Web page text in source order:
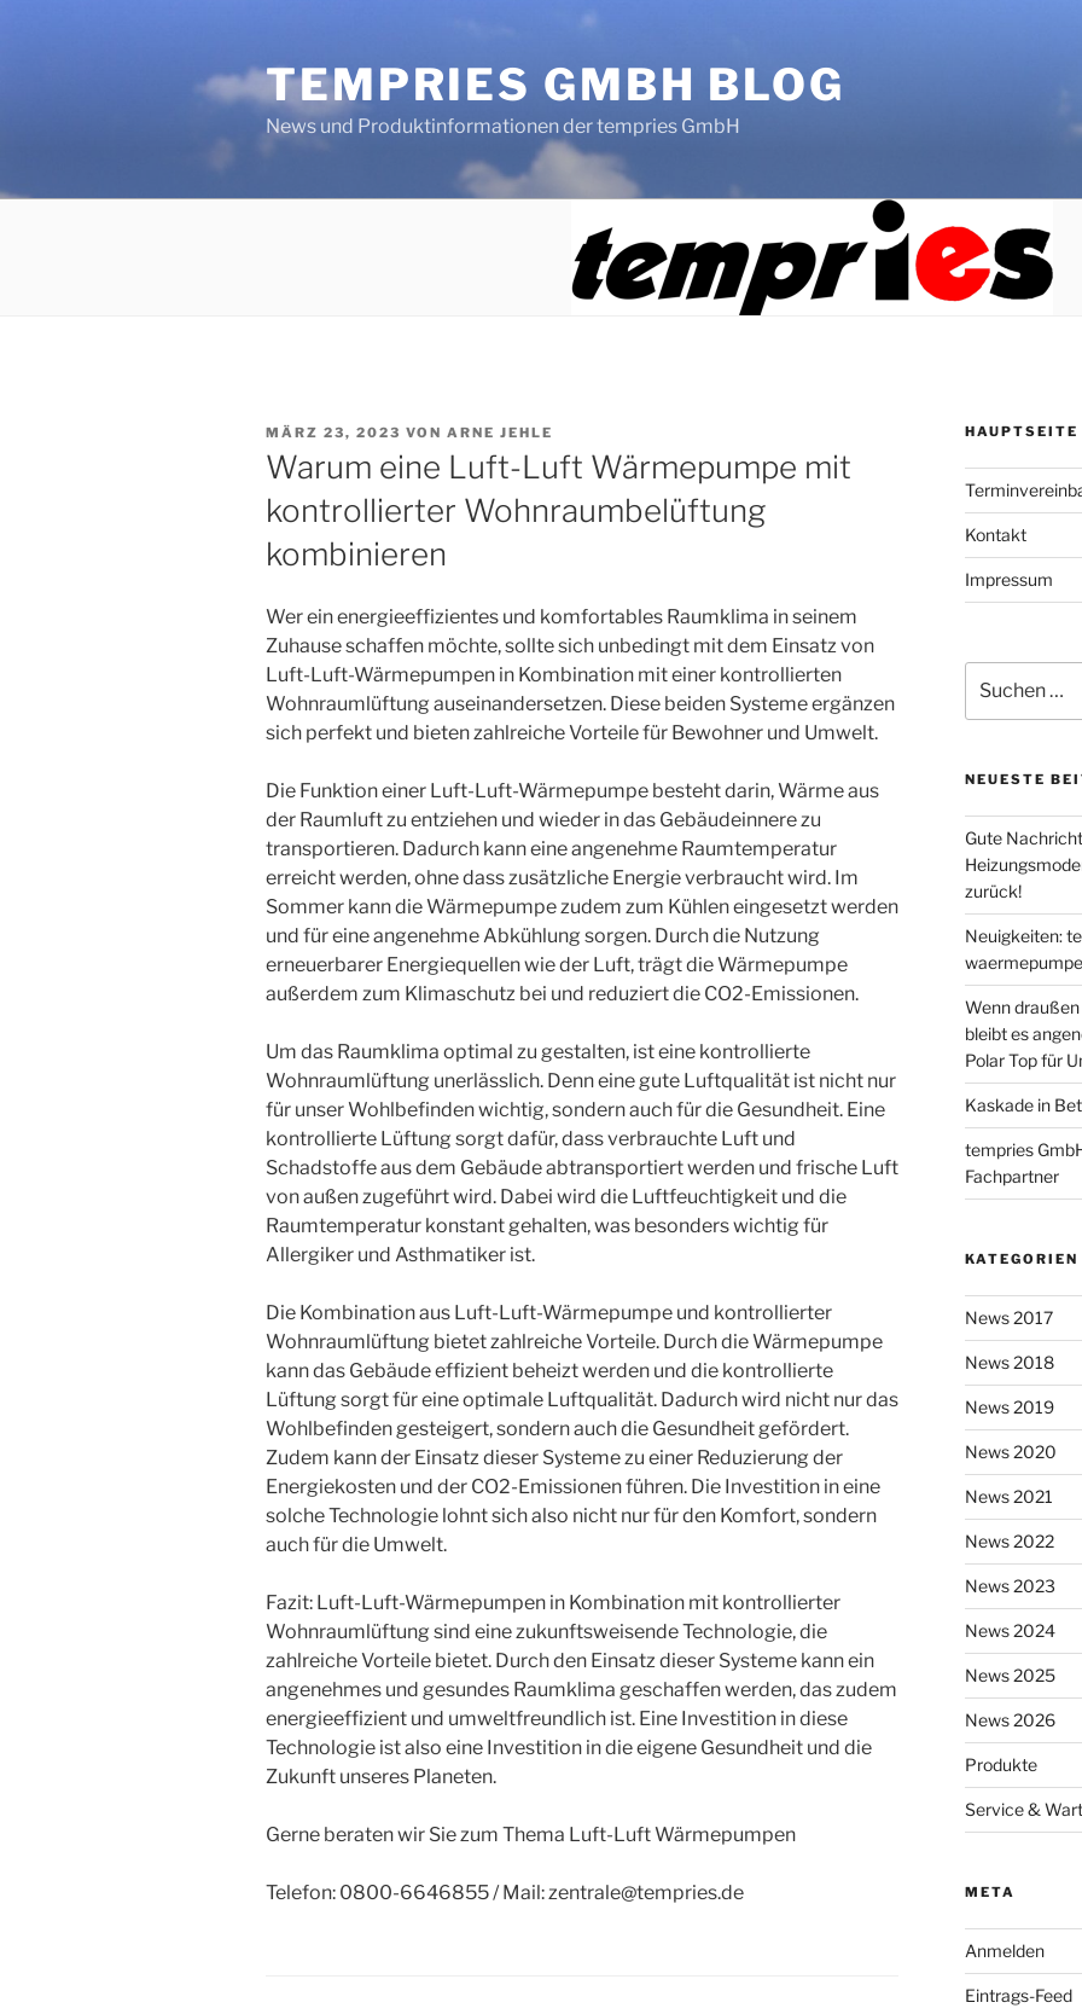
TEMPRIES GMBH BLOG
News und Produktinformationen der tempries GmbH
VERÖFFENTLICHT
AM
MÄRZ 23, 2023 VON ARNE JEHLE
Warum eine Luft-Luft Wärmepumpe mit
kontrollierter Wohnraumbelüftung
kombinieren
Wer ein energieeffizientes und komfortables Raumklima in seinem
Zuhause schaffen möchte, sollte sich unbedingt mit dem Einsatz von
Luft-Luft-Wärmepumpen in Kombination mit einer kontrollierten
Wohnraumlüftung auseinandersetzen. Diese beiden Systeme ergänzen
sich perfekt und bieten zahlreiche Vorteile für Bewohner und Umwelt.
Die Funktion einer Luft-Luft-Wärmepumpe besteht darin, Wärme aus
der Raumluft zu entziehen und wieder in das Gebäudeinnere zu
transportieren. Dadurch kann eine angenehme Raumtemperatur
erreicht werden, ohne dass zusätzliche Energie verbraucht wird. Im
Sommer kann die Wärmepumpe zudem zum Kühlen eingesetzt werden
und für eine angenehme Abkühlung sorgen. Durch die Nutzung
erneuerbarer Energiequellen wie der Luft, trägt die Wärmepumpe
außerdem zum Klimaschutz bei und reduziert die CO2-Emissionen.
Um das Raumklima optimal zu gestalten, ist eine kontrollierte
Wohnraumlüftung unerlässlich. Denn eine gute Luftqualität ist nicht nur
für unser Wohlbefinden wichtig, sondern auch für die Gesundheit. Eine
kontrollierte Lüftung sorgt dafür, dass verbrauchte Luft und
Schadstoffe aus dem Gebäude abtransportiert werden und frische Luft
von außen zugeführt wird. Dabei wird die Luftfeuchtigkeit und die
Raumtemperatur konstant gehalten, was besonders wichtig für
Allergiker und Asthmatiker ist.
Die Kombination aus Luft-Luft-Wärmepumpe und kontrollierter
Wohnraumlüftung bietet zahlreiche Vorteile. Durch die Wärmepumpe
kann das Gebäude effizient beheizt werden und die kontrollierte
Lüftung sorgt für eine optimale Luftqualität. Dadurch wird nicht nur das
Wohlbefinden gesteigert, sondern auch die Gesundheit gefördert.
Zudem kann der Einsatz dieser Systeme zu einer Reduzierung der
Energiekosten und der CO2-Emissionen führen. Die Investition in eine
solche Technologie lohnt sich also nicht nur für den Komfort, sondern
auch für die Umwelt.
Fazit: Luft-Luft-Wärmepumpen in Kombination mit kontrollierter
Wohnraumlüftung sind eine zukunftsweisende Technologie, die
zahlreiche Vorteile bietet. Durch den Einsatz dieser Systeme kann ein
angenehmes und gesundes Raumklima geschaffen werden, das zudem
energieeffizient und umweltfreundlich ist. Eine Investition in diese
Technologie ist also eine Investition in die eigene Gesundheit und die
Zukunft unseres Planeten.
Gerne beraten wir Sie zum Thema Luft-Luft Wärmepumpen
Telefon: 0800-6646855 / Mail: zentrale@tempries.de
HAUPTSEITE
Kontakt
Impressum
nach:
NEUESTE
Gute
zurück!
Neuigkeiten:
Wenn
bleibt es
Polar Top für
Kaskade in
tempries
Fachpartner
KATEGORIEN
News 2017
News 2018
News 2019
News 2020
News 2021
News 2022
News 2023
News 2024
News 2025
News 2026
Produkte
Service &
META
Anmelden
Eintrags-Feed